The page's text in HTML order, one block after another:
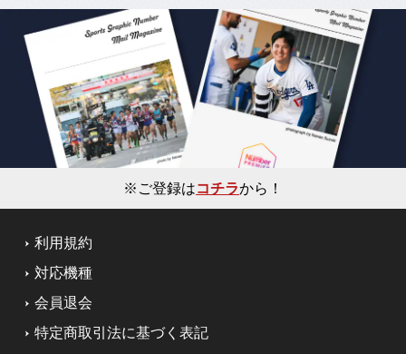
※ご登録はコチラから！
利用規約
対応機種
会員退会
特定商取引法に基づく表記